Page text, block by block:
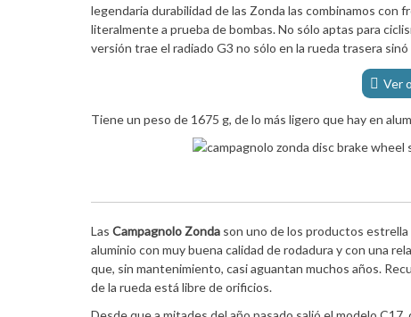
legendaria durabilidad de las Zonda las combinamos
literalmente a prueba de bombas. No sólo aptas para
versión trae el radiado G3 no sólo en la rueda trasera
Ver
Tiene un peso de 1675 g, de lo más ligero que hay en
Las Campagnolo Zonda son uno de los productos
aluminio con muy buena calidad de rodadura y con una
que, sin mantenimiento, casi aguantan muchos años.
de la rueda está libre de orificios.